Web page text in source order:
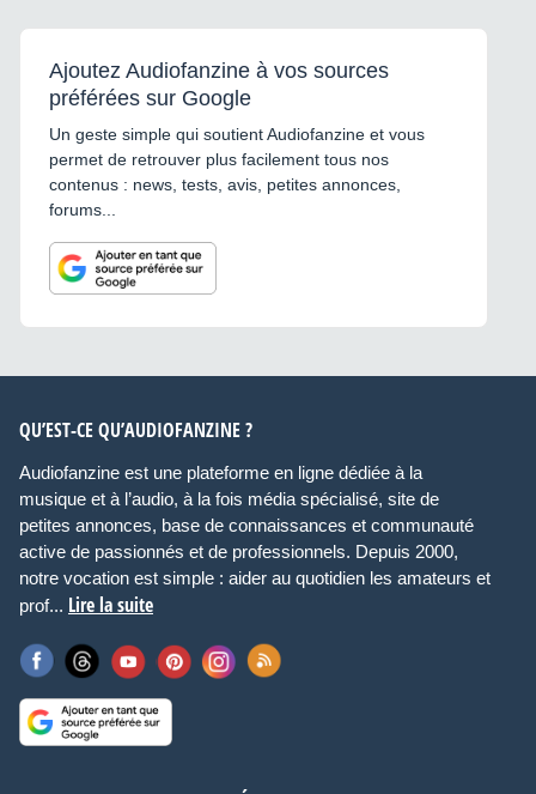
Ajoutez Audiofanzine à vos sources
préférées sur Google
Un geste simple qui soutient Audiofanzine et vous
permet de retrouver plus facilement tous nos
contenus : news, tests, avis, petites annonces,
forums...
QU’EST-CE QU’AUDIOFANZINE ?
Audiofanzine est une plateforme en ligne dédiée à la
musique et à l’audio, à la fois média spécialisé, site de
petites annonces, base de connaissances et communauté
active de passionnés et de professionnels. Depuis 2000,
notre vocation est simple : aider au quotidien les amateurs et
prof... Lire la suite